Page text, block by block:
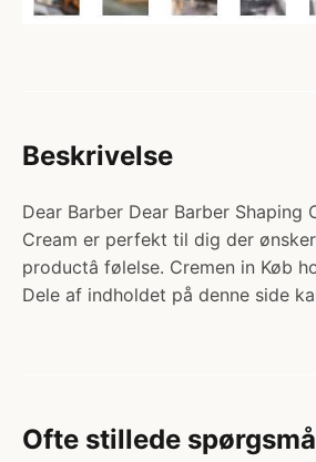
Beskrivelse
Dear Barber Dear Barber
Cream er perfekt til dig der
productâ følelse. Cremen in Køb
Dele af indholdet på denne side
Ofte stillede